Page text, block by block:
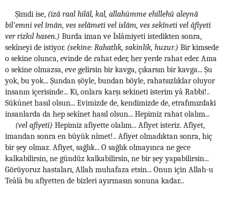
Şimdi ise, (izâ raal hilâl, kal, allahümme ehillehû aleynâ
bil'emni vel îmân, ves selâmeti vel islâm, ves sekîneti vel âfiyeti
ver rizkıl hasen.) Burda iman ve İslâmiyeti istedikten sonra,
sekîneyi de istiyor. (sekine: Rahatlık, sakinlik, huzur.) Bir kimsede
o sekine olunca, evinde de rahat eder, her yerde rahat eder. Ama
o sekine olmazsa, eve gelirsin bir kavga, çıkarsın bir kavga... Şu
yok, bu yok... Şundan şöyle, bundan böyle, rahatsızlıklar oluyor
insanın içerisinde... Ki, onlara karşı sekineti isterim yâ Rabbi!..
Sükûnet hasıl olsun... Evimizde de, kendimizde de, etrafımızdaki
insanlarda da hep sekînet hasıl olsun... Hepimiz rahat olalım...
(vel afiyeti) Hepimiz afiyette olalım... Afiyet isteriz. Afiyet,
imandan sonra en büyük nîmet!.. Afiyet olmadıktan sonra, hiç
bir şey olmaz. Afiyet, sağlık... O sağlık olmayınca ne gece
kalkabilirsin, ne gündüz kalkabilirsin, ne bir şey yapabilirsin...
Görüyoruz hastaları, Allah muhafaza etsin... Onun için Allah-u
Teâlâ bu afiyetten de bizleri ayırmasın sonuna kadar...